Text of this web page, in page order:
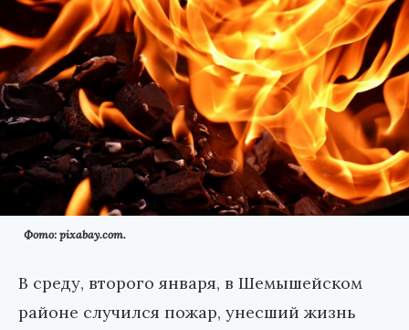
Фото: pixabay.com.
В среду, второго января, в Шемышейском
районе случился пожар, унесший жизнь